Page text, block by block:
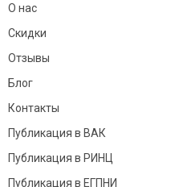
О нас
Скидки
Отзывы
Блог
Контакты
Публикация в ВАК
Публикация в РИНЦ
Публикация в ЕГПНИ